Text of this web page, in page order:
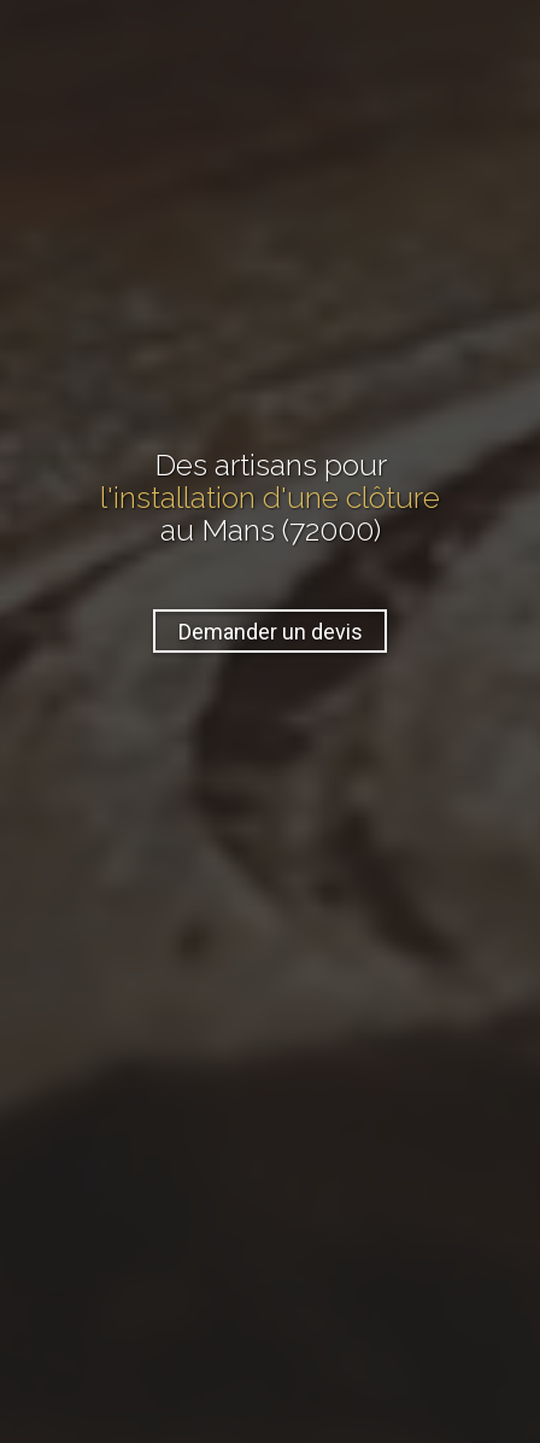
Des artisans pour
l'installation d'une clôture
au Mans (72000)
Demander un devis